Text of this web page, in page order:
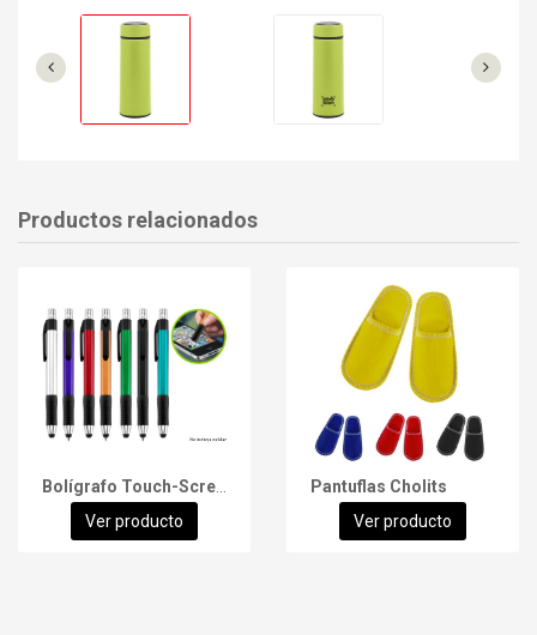
Productos relacionados
Ver producto
Pantuflas Cholits
Ver producto